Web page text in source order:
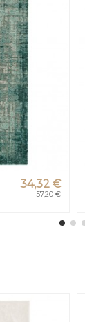
34,32 €
57,20 €